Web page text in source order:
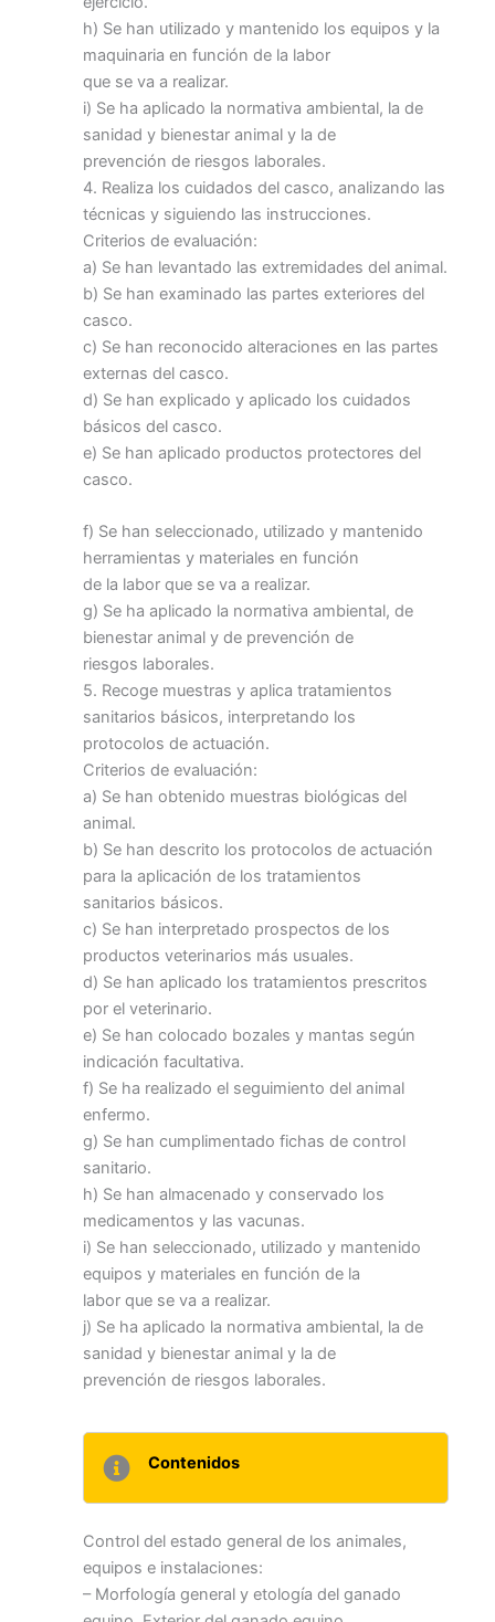
h) Se han utilizado y mantenido los equipos y la
maquinaria en función de la labor
que se va a realizar.
i) Se ha aplicado la normativa ambiental, la de
sanidad y bienestar animal y la de
prevención de riesgos laborales.
4. Realiza los cuidados del casco, analizando las
técnicas y siguiendo las instrucciones.
Criterios de evaluación:
a) Se han levantado las extremidades del animal.
b) Se han examinado las partes exteriores del
casco.
c) Se han reconocido alteraciones en las partes
externas del casco.
d) Se han explicado y aplicado los cuidados
básicos del casco.
e) Se han aplicado productos protectores del
casco.
f) Se han seleccionado, utilizado y mantenido
herramientas y materiales en función
de la labor que se va a realizar.
g) Se ha aplicado la normativa ambiental, de
bienestar animal y de prevención de
riesgos laborales.
5. Recoge muestras y aplica tratamientos
sanitarios básicos, interpretando los
protocolos de actuación.
Criterios de evaluación:
a) Se han obtenido muestras biológicas del
animal.
b) Se han descrito los protocolos de actuación
para la aplicación de los tratamientos
sanitarios básicos.
c) Se han interpretado prospectos de los
productos veterinarios más usuales.
d) Se han aplicado los tratamientos prescritos
por el veterinario.
e) Se han colocado bozales y mantas según
indicación facultativa.
f) Se ha realizado el seguimiento del animal
enfermo.
g) Se han cumplimentado fichas de control
sanitario.
h) Se han almacenado y conservado los
medicamentos y las vacunas.
i) Se han seleccionado, utilizado y mantenido
equipos y materiales en función de la
labor que se va a realizar.
j) Se ha aplicado la normativa ambiental, la de
sanidad y bienestar animal y la de
prevención de riesgos laborales.
Contenidos
Control del estado general de los animales,
equipos e instalaciones:
– Morfología general y etología del ganado